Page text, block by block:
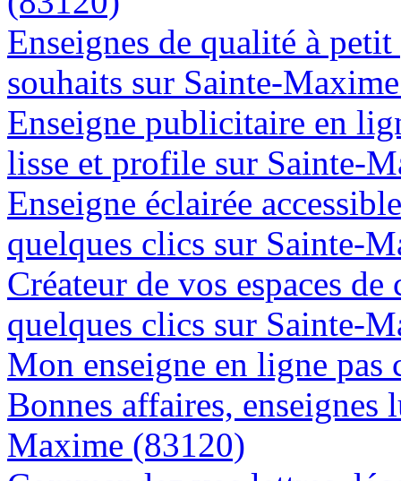
Enseignes de qualité à
souhaits sur Sainte-
Enseigne publicitaire en
lisse et profile sur Sainte-
Enseigne éclairée
quelques clics sur Sainte-
Créateur de vos espaces
quelques clics sur Sainte-
Mon enseigne en ligne
Bonnes affaires, enseignes
Maxime (83120)